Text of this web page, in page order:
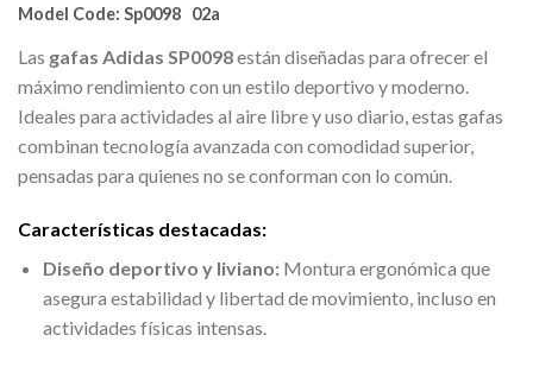
Model Code: Sp0098 02a
Las gafas Adidas SP0098están diseñadas para ofrecer el
máximo rendimiento con un estilo deportivo y moderno.
Ideales para actividades al aire libre y uso diario, estas gafas
combinan tecnología avanzada con comodidad superior,
pensadas para quienes no se conforman con lo común.
Características destacadas:
Diseño deportivo y liviano:Montura ergonómica que
asegura estabilidad y libertad de movimiento, incluso en
actividades físicas intensas.